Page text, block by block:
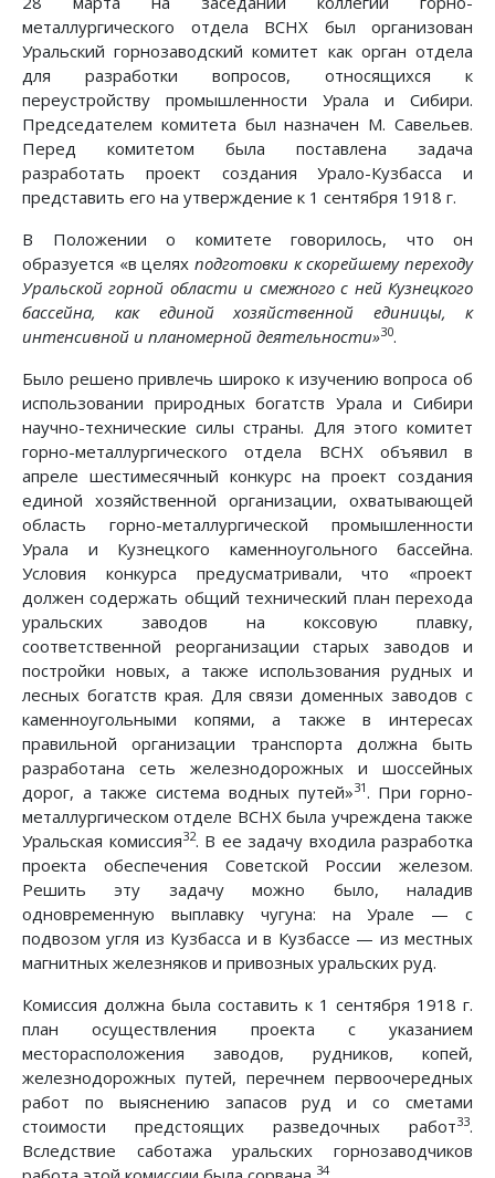
металлургического отдела ВСНХ был организован
Уральский горнозаводский комитет как орган отдела
для разработки вопросов, относящихся к
переустройству промышленности Урала и Сибири.
Председателем комитета был назначен М. Савельев.
Перед комитетом была поставлена задача
разработать проект создания Урало-Кузбасса и
представить его на утверждение к 1 сентября 1918 г.
В Положении о комитете говорилось, что он
образуется «в целях подготовки к скорейшему переходу
Уральской горной области и смежного с ней Кузнецкого
бассейна, как единой хозяйственной единицы, к
интенсивной и планомерной деятельности»30.
Было решено привлечь широко к изучению вопроса об
использовании природных богатств Урала и Сибири
научно-технические силы страны. Для этого комитет
горно-металлургического отдела ВСНХ объявил в
апреле шестимесячный конкурс на проект создания
единой хозяйственной организации, охватывающей
область горно-металлургической промышленности
Урала и Кузнецкого каменноугольного бассейна.
Условия конкурса предусматривали, что «проект
должен содержать общий технический план перехода
уральских заводов на коксовую плавку,
соответственной реорганизации старых заводов и
постройки новых, а также использования рудных и
лесных богатств края. Для связи доменных заводов с
каменноугольными копями, а также в интересах
правильной организации транспорта должна быть
разработана сеть железнодорожных и шоссейных
дорог, а также система водных путей»31. При горно-
металлургическом отделе ВСНХ была учреждена также
Уральская комиссия32. В ее задачу входила разработка
проекта обеспечения Советской России железом.
Решить эту задачу можно было, наладив
одновременную выплавку чугуна: на Урале — с
подвозом угля из Кузбасса и в Кузбассе — из местных
магнитных железняков и привозных уральских руд.
Комиссия должна была составить к 1 сентября 1918 г.
план осуществления проекта с указанием
месторасположения заводов, рудников, копей,
железнодорожных путей, перечнем первоочередных
работ по выяснению запасов руд и со сметами
стоимости предстоящих разведочных работ33.
Вследствие саботажа уральских горнозаводчиков
34